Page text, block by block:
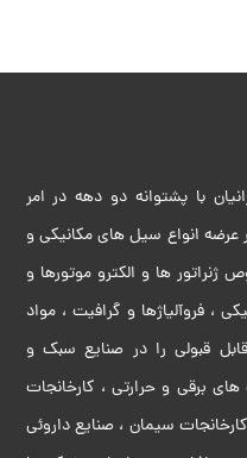
با پشتوانه دو دهه در امر
عرضه انواع سیل های مکانیکی و
ها و الکترو موتورها و
، فروآلیاژها و گرافیت ، مواد
قبولی را در صنایع سبک و
برقی و حرارتی ، کارخانجات
سیمان ، صنایع داروئی